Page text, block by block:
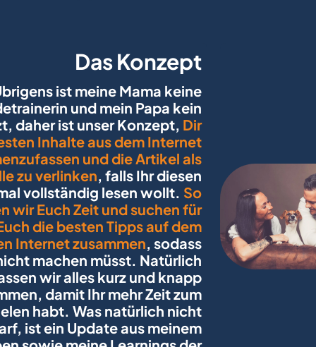
Das Konzept
ist meine Mama keine
und mein Papa kein
daher ist unser Konzept, Dir
Inhalte aus dem Internet
und die Artikel als
zu verlinken, falls Ihr diesen
vollständig lesen wollt. So
wir Euch Zeit und suchen für
die besten Tipps auf dem
Internet zusammen, sodass
machen müsst. Natürlich
wir alles kurz und knapp
damit Ihr mehr Zeit zum
habt. Was natürlich nicht
ist ein Update aus meinem